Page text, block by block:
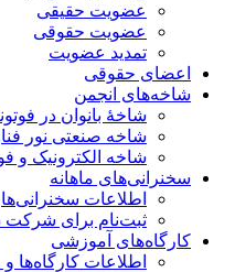
عضویت حقیقی
عضویت حقوقی
تمدید عضویت
اعضای حقوقی
شاخه‌های انجمن
شاخۀ بانوان در
شاخه صنعتی نور
شاخه‌ الکترونیک و
سخنرانی‌های ماهانه
اطلاعات سخنرانی‌‌ها
ثبت‌نام برای شرکت
کارگاه‌های آموزشی
اطلاعات کارگاه‌ها و